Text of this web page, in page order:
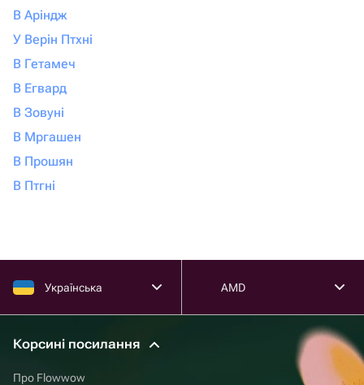
В Аріндж
У Верін Птхні
В Гетамеч
В Егвард
В Зовуні
В Мргашен
В Прошян
В Птгні
Українська AMD
Корсині посилання
Про Flowwow